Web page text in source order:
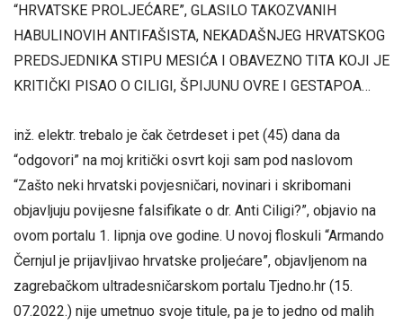
“HRVATSKE PROLJEĆARE”, GLASILO TAKOZVANIH
HABULINOVIH ANTIFAŠISTA, NEKADAŠNJEG HRVATSKOG
PREDSJEDNIKA STIPU MESIĆA I OBAVEZNO TITA KOJI JE
KRITIČKI PISAO O CILIGI, ŠPIJUNU OVRE I GESTAPOA…
inž. elektr. trebalo je čak četrdeset i pet (45) dana da
“odgovori” na moj kritički osvrt koji sam pod naslovom
“Zašto neki hrvatski povjesničari, novinari i skribomani
objavljuju povijesne falsifikate o dr. Anti Ciligi?”, objavio na
ovom portalu 1. lipnja ove godine. U novoj floskuli “Armando
Černjul je prijavljivao hrvatske proljećare”, objavljenom na
zagrebačkom ultradesničarskom portalu Tjedno.hr (15.
07.2022.) nije umetnuo svoje titule, pa je to jedno od malih